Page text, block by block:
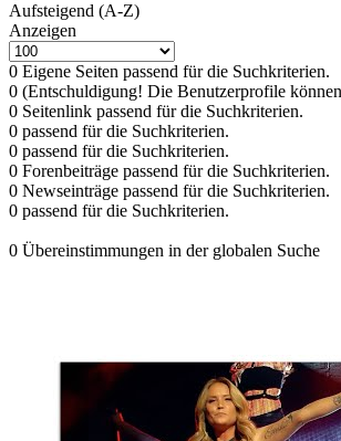
Aufsteigend (A-Z)
Anzeigen
0 Eigene Seiten passend für die Suchkriterien.
0 (Entschuldigung! Die Benutzerprofile
0 Seitenlink passend für die Suchkriterien.
0 passend für die Suchkriterien.
0 passend für die Suchkriterien.
0 Forenbeiträge passend für die Suchkriterien.
0 Newseinträge passend für die Suchkriterien.
0 passend für die Suchkriterien.
0 Übereinstimmungen in der globalen Suche